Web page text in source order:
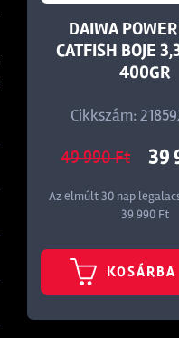
DAIWA
CATFISH BOJE
400GR
Cikkszám:
49 990 Ft 39
Az elmúlt 30 nap
39 990 Ft
KOSÁRBA